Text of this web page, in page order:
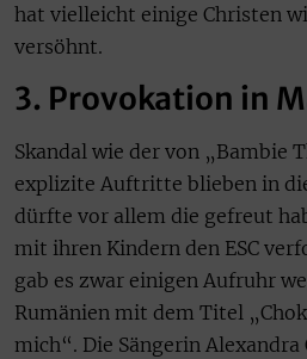
hat vielleicht einige Christen
versöhnt.
3. Provokation in
Skandal wie der von „Bambie
explizite Auftritte blieben in
dürfte vor allem die gefreut
mit ihren Kindern den ESC
gab es zwar einigen Aufruhr
Rumänien mit dem Titel
mich“. Die Sängerin